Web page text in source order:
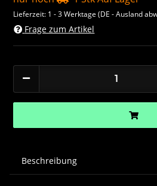
Lieferzeit: 1 - 3 Werktage(DE - Ausland
Frage zum Artikel
Beschreibung